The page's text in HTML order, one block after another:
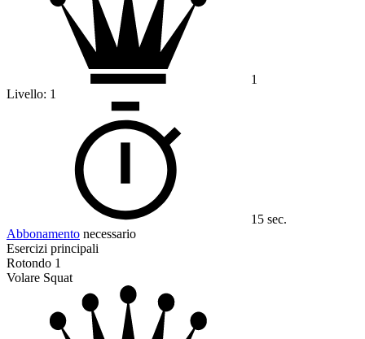
1
Livello: 1
15 sec.
Abbonamento necessario
Esercizi principali
Rotondo 1
Volare Squat